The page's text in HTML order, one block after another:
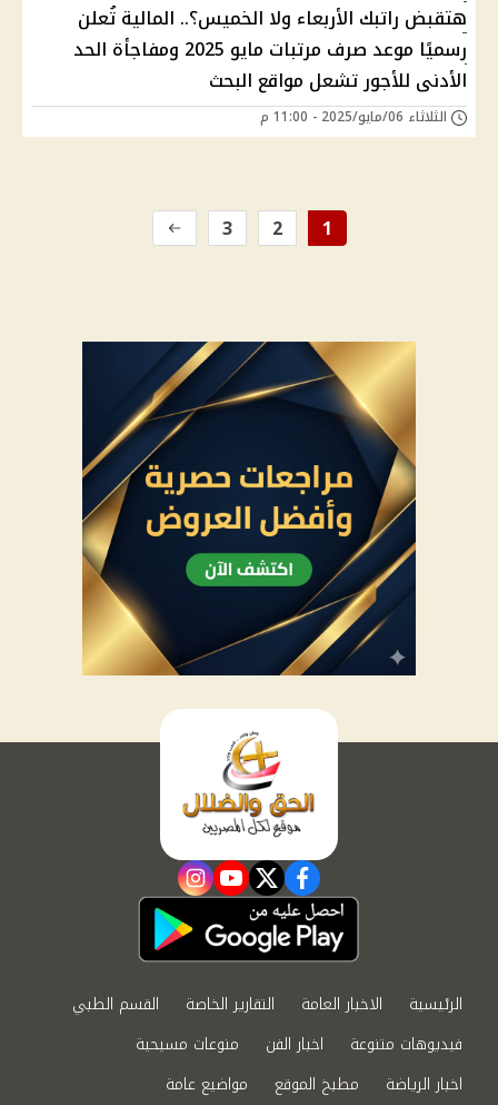
هتقبض راتبك الأربعاء ولا الخميس؟.. المالية تُعلن
رسميًا موعد صرف مرتبات مايو 2025 ومفاجأة الحد
الأدنى للأجور تشعل مواقع البحث
الثلاثاء 06/مايو/2025 - 11:00 م
1
2
3
facebook
twitter
youtube
instagram
الرئيسية الاخبار العامة التقارير الخاصة
القسم الطبي
فيديوهات متنوعة
اخبار الفن
منوعات مسيحية
اخبار الرياضة
مطبخ الموقع مواضيع عامة